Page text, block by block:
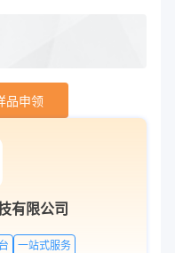
品申领
有限公司
一站式服务